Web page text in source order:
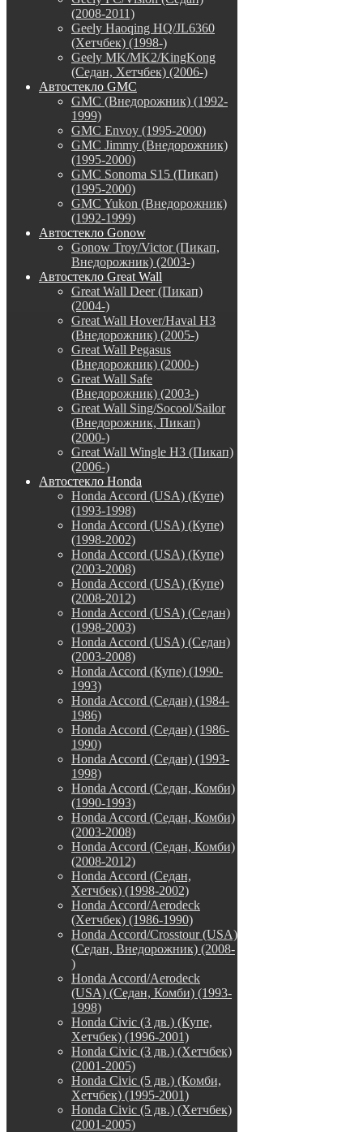
(2008-2011)
Geely Haoqing HQ/JL6360
(Хетчбек) (1998-)
Geely MK/MK2/KingKong
(Седан, Хетчбек) (2006-)
Автостекло GMC
GMC (Внедорожник) (1992-
1999)
GMC Envoy (1995-2000)
GMC Jimmy (Внедорожник)
(1995-2000)
GMC Sonoma S15 (Пикап)
(1995-2000)
GMC Yukon (Внедорожник)
(1992-1999)
Автостекло Gonow
Gonow Troy/Victor (Пикап,
Внедорожник) (2003-)
Автостекло Great Wall
Great Wall Deer (Пикап)
(2004-)
Great Wall Hover/Haval H3
(Внедорожник) (2005-)
Great Wall Pegasus
(Внедорожник) (2000-)
Great Wall Safe
(Внедорожник) (2003-)
Great Wall Sing/Socool/Sailor
(Внедорожник, Пикап)
(2000-)
Great Wall Wingle H3 (Пикап)
(2006-)
Автостекло Honda
Honda Accord (USA) (Купе)
(1993-1998)
Honda Accord (USA) (Купе)
(1998-2002)
Honda Accord (USA) (Купе)
(2003-2008)
Honda Accord (USA) (Купе)
(2008-2012)
Honda Accord (USA) (Седан)
(1998-2003)
Honda Accord (USA) (Седан)
(2003-2008)
Honda Accord (Купе) (1990-
1993)
Honda Accord (Седан) (1984-
1986)
Honda Accord (Седан) (1986-
1990)
Honda Accord (Седан) (1993-
1998)
Honda Accord (Седан, Комби)
(1990-1993)
Honda Accord (Седан, Комби)
(2003-2008)
Honda Accord (Седан, Комби)
(2008-2012)
Honda Accord (Седан,
Хетчбек) (1998-2002)
Honda Accord/Aerodeck
(Хетчбек) (1986-1990)
Honda Accord/Crosstour (USA)
(Седан, Внедорожник) (2008-
)
Honda Accord/Аerodeck
(USA) (Седан, Комби) (1993-
1998)
Honda Civic (3 дв.) (Купе,
Хетчбек) (1996-2001)
Honda Civic (3 дв.) (Хетчбек)
(2001-2005)
Honda Civic (5 дв.) (Комби,
Хетчбек) (1995-2001)
Honda Civic (5 дв.) (Хетчбек)
(2001-2005)